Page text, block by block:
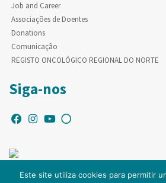
Job and Career
Associações de Doentes
Donations
Comunicação
REGISTO ONCOLÓGICO REGIONAL DO NORTE
Siga-nos
Este site utiliza cookies para permitir